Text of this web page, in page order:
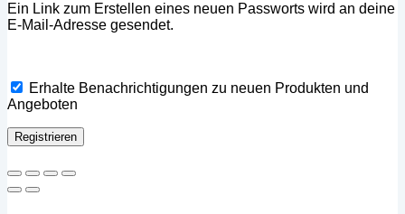
Ein Link zum Erstellen eines neuen Passworts wird an deine
E-Mail-Adresse gesendet.
Erhalte Benachrichtigungen zu neuen Produkten und
Angeboten
Registrieren